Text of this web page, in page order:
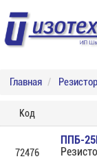
Главная
Код
72476
ППБ-